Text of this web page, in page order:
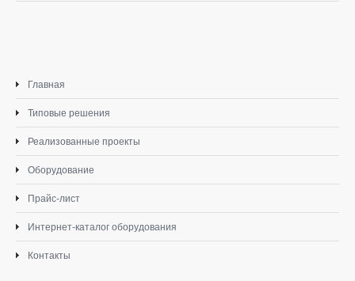
Главная
Типовые решения
Реализованные проекты
Оборудование
Прайс-лист
Интернет-каталог оборудования
Контакты